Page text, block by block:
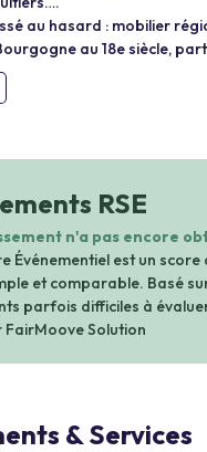
au hasard : mobilier
au 18e siècle,
RSE
n'a pas encore
Événementiel est un
et comparable. Basé
parfois difficiles à
Solution
& Services